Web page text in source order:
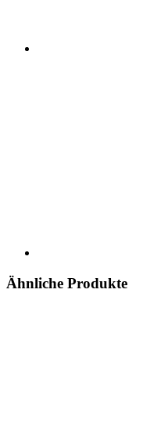
Ähnliche Produkte